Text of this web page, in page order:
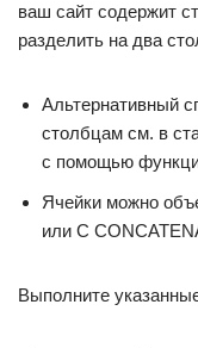
ваш сайт содержит
разделить на два
Альтернативный
столбцам см. в
с помощью
Ячейки можно
или С
Выполните